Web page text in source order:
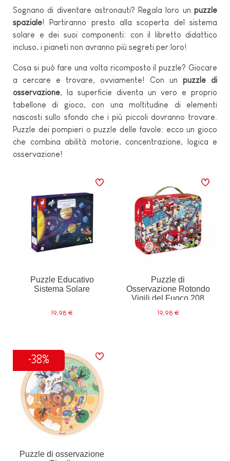
Sognano di diventare astronauti? Regala loro un puzzle
spaziale! Partiranno presto alla scoperta del sistema
solare e dei suoi componenti: con il libretto didattico
incluso, i pianeti non avranno più segreti per loro!
Cosa si può fare una volta ricomposto il puzzle? Giocare
a cercare e trovare, ovviamente! Con un puzzle di
osservazione, la superficie diventa un vero e proprio
tabellone di gioco, con una moltitudine di elementi
nascosti sullo sfondo che i più piccoli dovranno trovare.
Puzzle dei pompieri o puzzle delle favole: ecco un gioco
che combina abilità motorie, concentrazione, logica e
osservazione!
Puzzle Educativo
Sistema Solare
19,98 €
Puzzle di
Osservazione Rotondo
Vigili del Fuoco 208
19,98 €
-38%
Puzzle di osservazione